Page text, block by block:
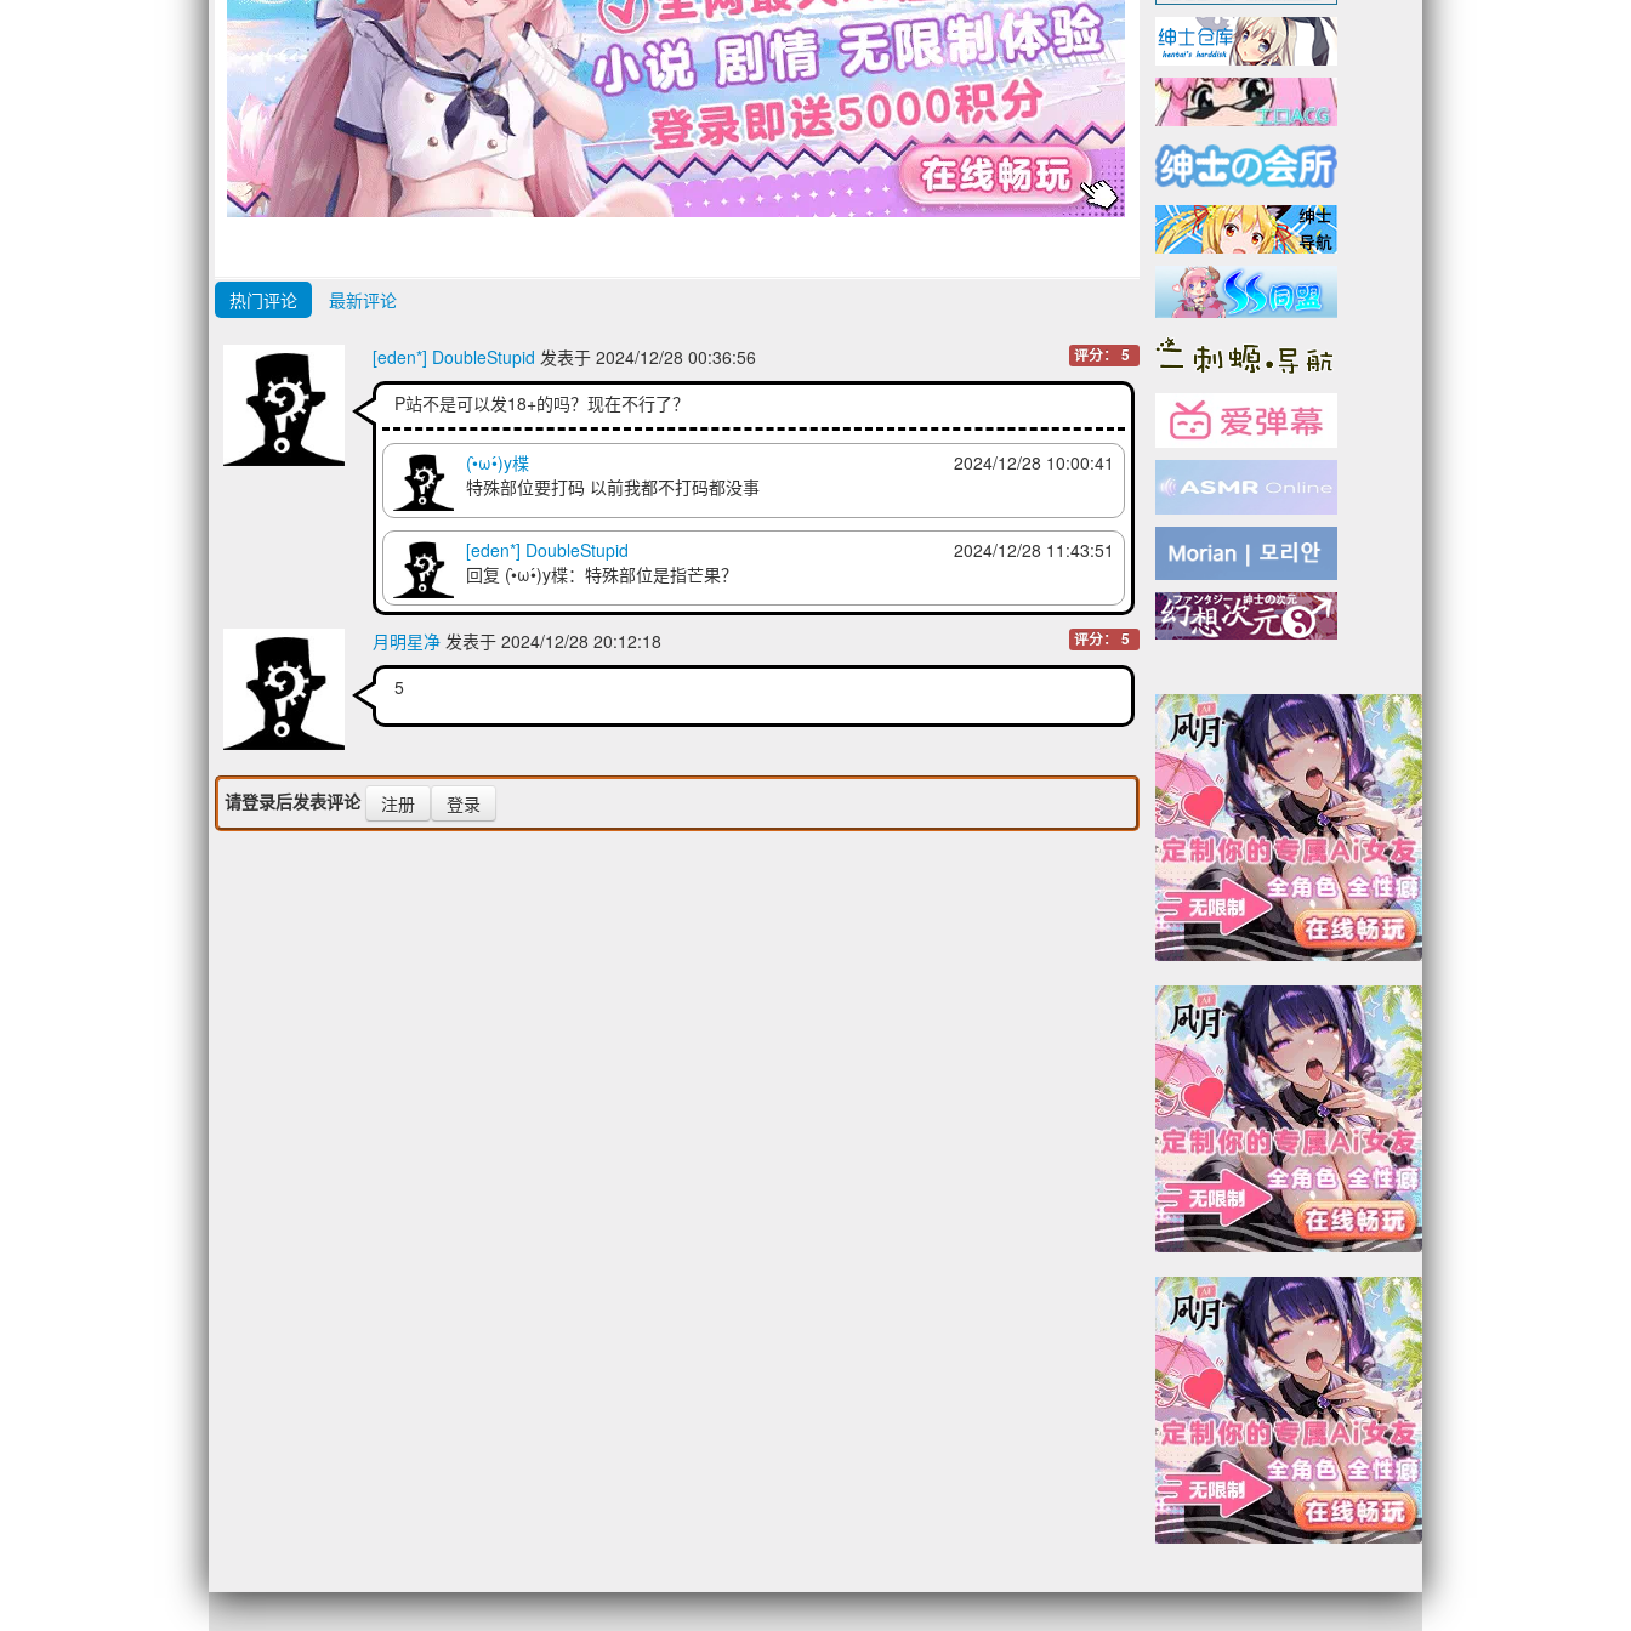
热门评论 最新评论
[eden*] DoubleStupid 发表于 2024/12/28 00:36:56 评分： 5
P站不是可以发18+的吗？现在不行了？
2024/12/28 10:00:41
(•̀ω•́)y楪
特殊部位要打码 以前我都不打码都没事
2024/12/28 11:43:51
[eden*] DoubleStupid
回复 (•̀ω•́)y楪：特殊部位是指芒果？
月明星净发表于 2024/12/28 20:12:18 评分： 5
5
请登录后发表评论 注册 登录